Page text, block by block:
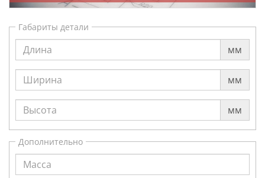
Габариты детали
мм
мм
мм
Дополнительно